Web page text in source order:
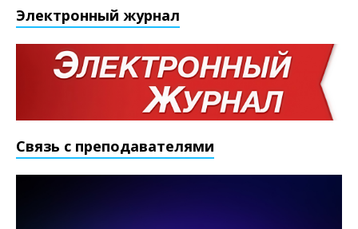
Электронный журнал
Связь с преподавателями